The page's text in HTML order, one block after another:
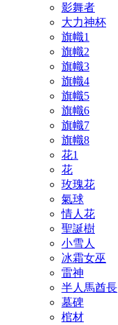
影舞者
大力神杯
旗幟1
旗幟2
旗幟3
旗幟4
旗幟5
旗幟6
旗幟7
旗幟8
花1
花
玫瑰花
氣球
情人花
聖誕樹
小雪人
冰霜女巫
雷神
半人馬酋長
墓碑
棺材